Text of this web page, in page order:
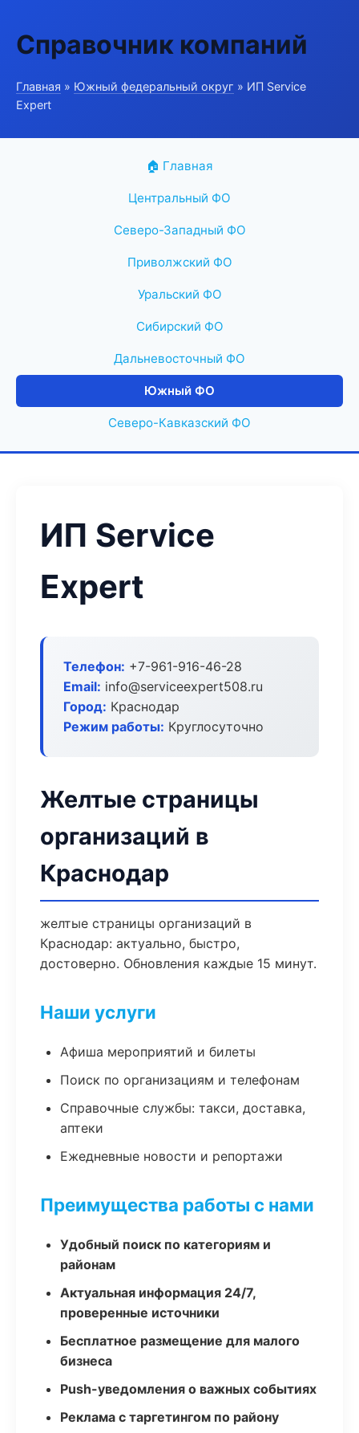
Справочник компаний
Главная » Южный федеральный округ » ИП Service
Expert
🏠 Главная
Центральный ФО
Северо-Западный ФО
Приволжский ФО
Уральский ФО
Сибирский ФО
Дальневосточный ФО
Южный ФО
Северо-Кавказский ФО
ИП Service
Expert
Телефон: +7-961-916-46-28
Email: info@serviceexpert508.ru
Город: Краснодар
Режим работы: Круглосуточно
Желтые страницы
организаций в
Краснодар
желтые страницы организаций в
Краснодар: актуально, быстро,
достоверно. Обновления каждые 15 минут.
Наши услуги
Афиша мероприятий и билеты
Поиск по организациям и телефонам
Справочные службы: такси, доставка,
аптеки
Ежедневные новости и репортажи
Преимущества работы с нами
Удобный поиск по категориям и
районам
Актуальная информация 24/7,
проверенные источники
Бесплатное размещение для малого
бизнеса
Push-уведомления о важных событиях
Реклама с таргетингом по району